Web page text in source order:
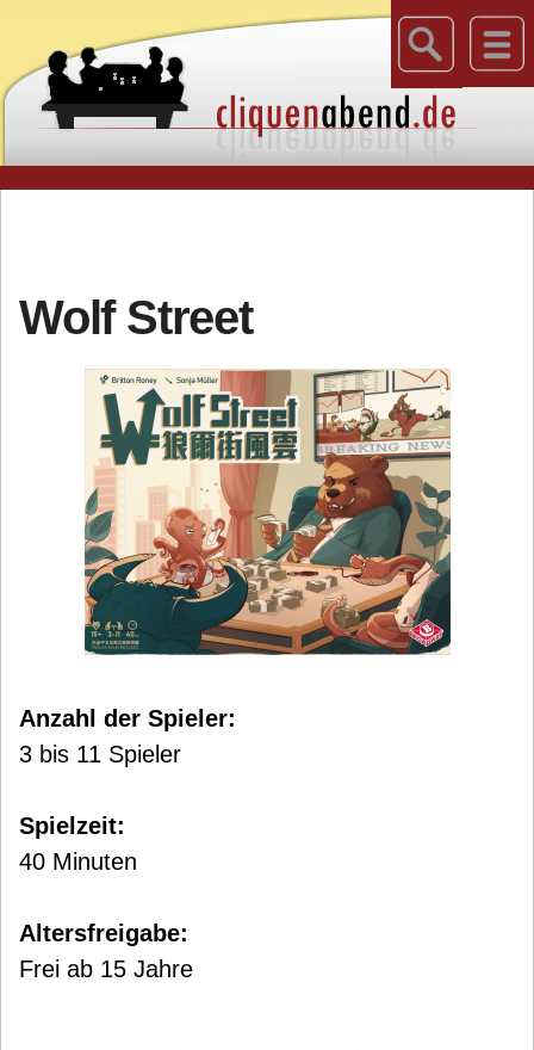
Wolf Street
Anzahl der Spieler:
3 bis 11 Spieler
Spielzeit:
40 Minuten
Altersfreigabe:
Frei ab 15 Jahre